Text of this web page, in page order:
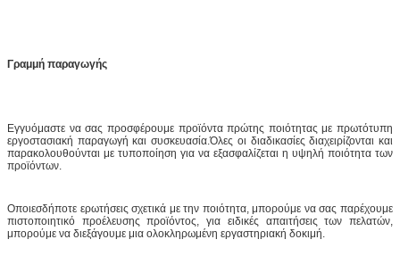
Γραμμή παραγωγής
Εγγυόμαστε να σας προσφέρουμε προϊόντα πρώτης ποιότητας με πρωτότυπη
εργοστασιακή παραγωγή και συσκευασία.Όλες οι διαδικασίες διαχειρίζονται και
παρακολουθούνται με τυποποίηση για να εξασφαλίζεται η υψηλή ποιότητα των
προϊόντων.
Οποιεσδήποτε ερωτήσεις σχετικά με την ποιότητα, μπορούμε να σας παρέχουμε
πιστοποιητικό προέλευσης προϊόντος, για ειδικές απαιτήσεις των πελατών,
μπορούμε να διεξάγουμε μια ολοκληρωμένη εργαστηριακή δοκιμή.